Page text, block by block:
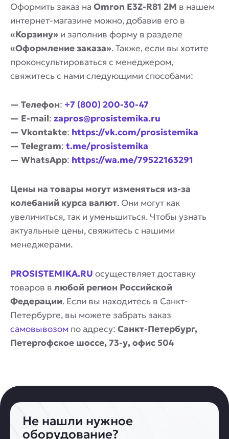
Оформить заказ на Omron E3Z-R81 2M в нашем
интернет-магазине можно, добавив его в
«Корзину» и заполнив форму в разделе
«Оформление заказа». Также, если вы хотите
проконсультироваться с менеджером,
свяжитесь с нами следующими способами:
— Телефон: +7 (800) 200-30-47
— E-mail: zapros@prosistemika.ru
— Vkontakte: https://vk.com/prosistemika
— Telegram: t.me/prosistemika
— WhatsApp: https://wa.me/79522163291
Цены на товары могут изменяться из-за
колебаний курса валют. Они могут как
увеличиться, так и уменьшиться. Чтобы узнать
актуальные цены, свяжитесь с нашими
менеджерами.
PROSISTEMIKA.RU осуществляет доставку
товаров в любой регион Российской
Федерации. Если вы находитесь в Санкт-
Петербурге, вы можете забрать заказ
самовывозом по адресу: Санкт-Петербург,
Петергофское шоссе, 73-у, офис 504
Не нашли нужное
оборудование?